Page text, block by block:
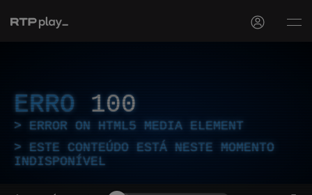
ERRO 100
ERROR ON HTML5 MEDIA ELEMENT
ESTE CONTEÚDO ESTÁ NESTE MOMENTO
INDISPONÍVEL